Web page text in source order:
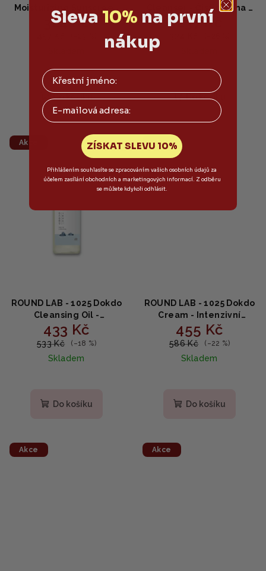
Moisturizing Sunscreen
SPF 50+ PA++++ - Pleťový
324 Kč
Do košíku
Cleanser - Čisticí pěna s
mořskou vodou 150ml
237 Kč
Do košíku
Akce
ROUND LAB - 1025 Dokdo
Cleansing Oil -
Hydratační obličejový
olej 200ml
433 Kč
533 Kč (–18 %)
Skladem
Do košíku
Akce
ROUND LAB - 1025 Dokdo
Cream - Intenzivní
hydratační krém na
obličej s kyselinou
hyaluronovou 80ml
455 Kč
586 Kč (–22 %)
Skladem
Do košíku
Akce Akce
Sleva 10% na první
nákup
Email
ZÍSKAT SLEVU 10%
Přihlášením souhlasíte se zpracováním vašich osobních údajů za
účelem zasílání obchodních a marketingových informací. Z odběru
se můžete kdykoli odhlásit.